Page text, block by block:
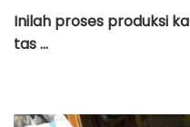
Inilah proses produksi
tas …